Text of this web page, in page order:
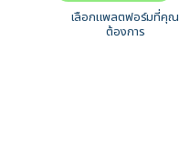
เลือกแพลตฟอร์มที่คุณ
ต้องการ